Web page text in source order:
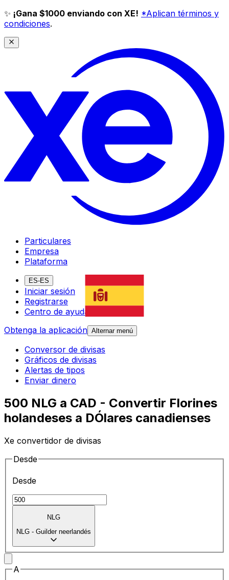
✨ ¡Gana $1000 enviando con XE! *Aplican términos y
condiciones.
Particulares
Empresa
Plataforma
ES-ES
Iniciar sesión
Registrarse
Centro de ayuda
Obtenga la aplicación Alternar menú
Conversor de divisas
Gráficos de divisas
Alertas de tipos
Enviar dinero
500 NLG a CAD - Convertir Florines
holandeses a DÓlares canadienses
Xe convertidor de divisas
Desde
Desde
NLG
NLG - Guilder neerlandés
A